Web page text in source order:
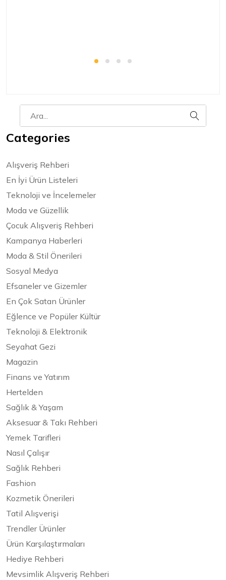
Categories
Alışveriş Rehberi
En İyi Ürün Listeleri
Teknoloji ve İncelemeler
Moda ve Güzellik
Çocuk Alışveriş Rehberi
Kampanya Haberleri
Moda & Stil Önerileri
Sosyal Medya
Efsaneler ve Gizemler
En Çok Satan Ürünler
Eğlence ve Popüler Kültür
Teknoloji & Elektronik
Seyahat Gezi
Magazin
Finans ve Yatırım
Hertelden
Sağlık & Yaşam
Aksesuar & Takı Rehberi
Yemek Tarifleri
Nasıl Çalışır
Sağlık Rehberi
Fashion
Kozmetik Önerileri
Tatil Alışverişi
Trendler Ürünler
Ürün Karşılaştırmaları
Hediye Rehberi
Mevsimlik Alışveriş Rehberi